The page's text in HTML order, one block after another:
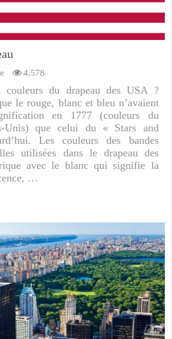
4,578
couleurs du drapeau des USA ?
le rouge, blanc et bleu n’avaient
en 1777 (couleurs du
Unis) que celui du « Stars and
Les couleurs des bandes
utilisées dans le drapeau des
avec le blanc qui signifie la
…